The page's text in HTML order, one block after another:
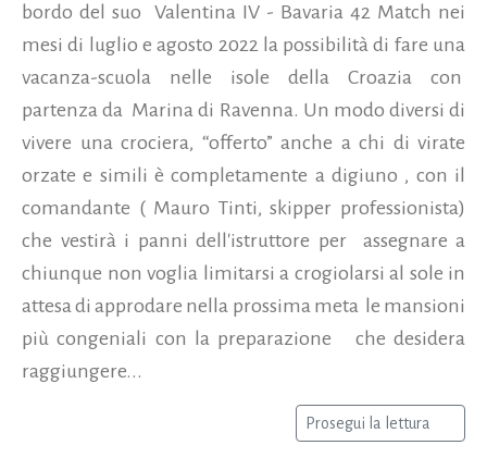
bordo del suo Valentina IV - Bavaria 42 Match nei
mesi di luglio e agosto 2022 la possibilità di fare una
vacanza-scuola nelle isole della Croazia con
partenza da Marina di Ravenna. Un modo diversi di
vivere una crociera, “offerto” anche a chi di virate
orzate e simili è completamente a digiuno , con il
comandante ( Mauro Tinti, skipper professionista)
che vestirà i panni dell'istruttore per assegnare a
chiunque non voglia limitarsi a crogiolarsi al sole in
attesa di approdare nella prossima meta le mansioni
più congeniali con la preparazione che desidera
raggiungere...
Prosegui la lettura